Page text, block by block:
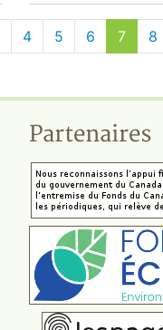
4 5 6 7 8
Partenaires